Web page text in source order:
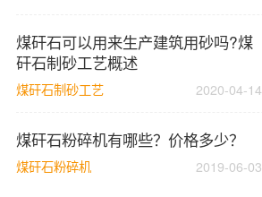
煤矸石可以用来生产建筑用砂吗?煤
矸石制砂工艺概述
煤矸石制砂工艺 2020-04-14
煤矸石粉碎机有哪些？价格多少？
煤矸石粉碎机 2019-06-03